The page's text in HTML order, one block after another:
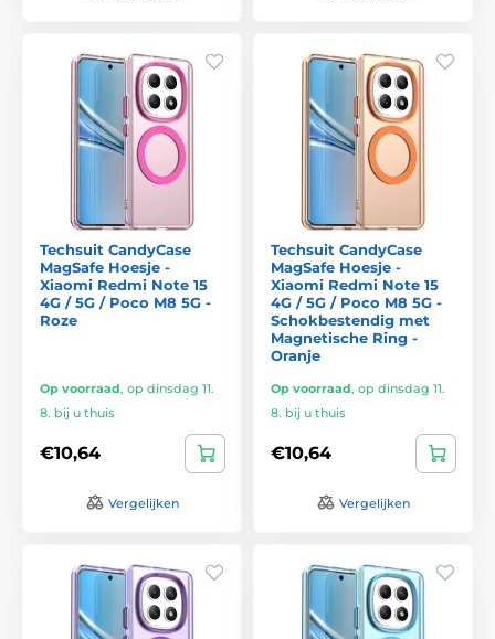
Techsuit CandyCase
MagSafe Hoesje -
Xiaomi Redmi Note 15
4G / 5G / Poco M8 5G -
Roze
Op voorraad, op dinsdag 11.
8. bij u thuis
€10,64
Vergelijken
Techsuit CandyCase
MagSafe Hoesje -
Xiaomi Redmi Note 15
4G / 5G / Poco M8 5G -
Schokbestendig met
Magnetische Ring -
Oranje
Op voorraad, op dinsdag 11.
8. bij u thuis
€10,64
Vergelijken